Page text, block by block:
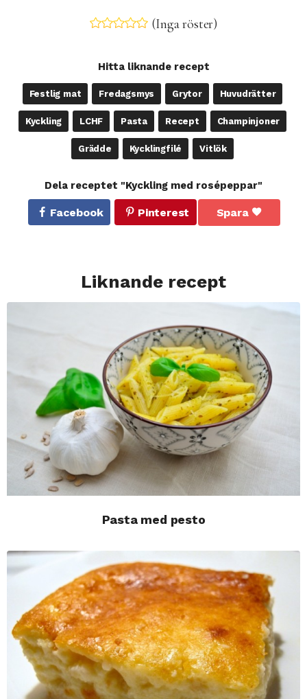
(Inga röster)
Hitta liknande recept
Festlig mat Fredagsmys Grytor Huvudrätter
Kyckling LCHF Pasta Recept Champinjoner
Grädde Kycklingfilé Vitlök
Dela receptet "Kyckling med rosépeppar"
Facebook Pinterest Spara
Liknande recept
Pasta med pesto